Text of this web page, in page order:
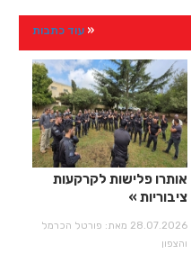
עוד כתבות
אותרו פלישות לקרקעות
ציבוריות
28.07.2026 מאת: פורטל הכרמל
והצפון